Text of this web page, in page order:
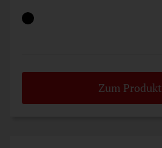
Zum Produkt